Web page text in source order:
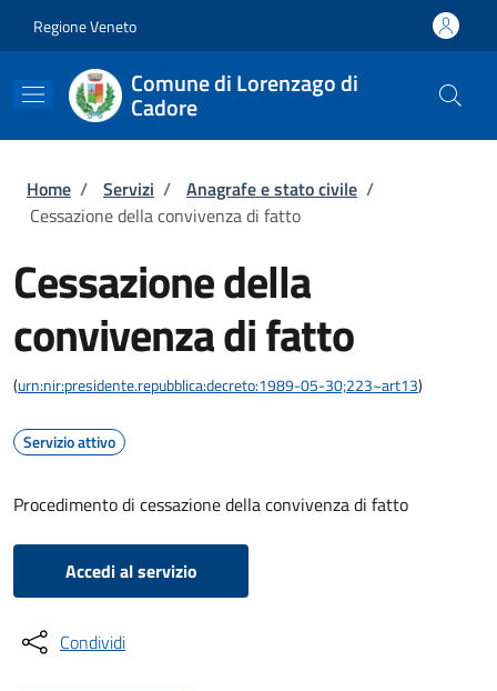
Regione Veneto
Comune di Lorenzago di
Cadore
Briciole di pane
Home / Servizi / Anagrafe e stato civile /
Cessazione della convivenza di fatto
Cessazione della
convivenza di fatto
(urn:nir:presidente.repubblica:decreto:1989-05-30;223~art13)
Servizio attivo
Procedimento di cessazione della convivenza di fatto
Accedi al servizio
Condividi